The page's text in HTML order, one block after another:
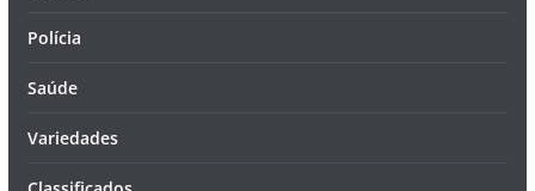
Polícia
Saúde
Variedades